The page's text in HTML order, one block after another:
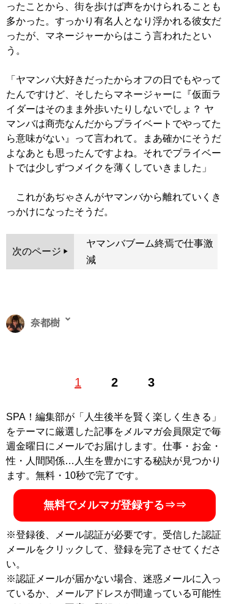
ったことから、街を歩けば声をかけられることも
多かった。すっかり有名人となり浮かれる彼女だ
ったが、マネージャーからはこう言われたとい
う。
「ヤマンバ大好きだったからオフの日でもやって
たんですけど、そしたらマネージャーに『仮面ラ
イダーはそのまま外歩いたりしないでしょ？ ヤ
マンバは商売なんだからプライベートでやってた
ら意味がない』って言われて。まあ確かにそうだ
よなあとも思ったんですよね。それでプライベー
トでは少しずつメイクを薄くしていきました」
これがあぢゃさんがヤマンバから離れていくき
っかけになったそうだ。
次のページ
ヤマンバブーム終焉で仕事激
減
1 2 3
奈都樹
フリーライターに。『リアルサウンド』『日刊サイゾ
イシスの渦中にいる20代の声を集めたインタビューサイ
ト『小さな生活の声 』を運営している。
記事一覧へ
SPA！編集部が「人生後半を賢く楽しく生きる」
をテーマに厳選した記事をメルマガ会員限定で毎
週金曜日にメールでお届けします。仕事・お金・
性・人間関係…人生を豊かにする秘訣が見つかり
ます。無料・10秒で完了です。
無料でメルマガ登録する⇒⇒
※登録後、メール認証が必要です。受信した認証
メールをクリックして、登録を完了させてくださ
い。
※認証メールが届かない場合、迷惑メールに入っ
ているか、メールアドレスが間違っている可能性